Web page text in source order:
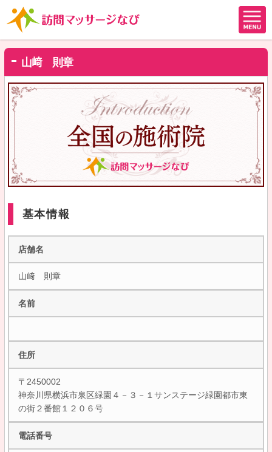
山﨑 則章
基本情報
店舗名
山﨑 則章
名前
住所
〒2450002
神奈川県横浜市泉区緑園４－３－１サンステージ緑園都市東
の街２番館１２０６号
電話番号